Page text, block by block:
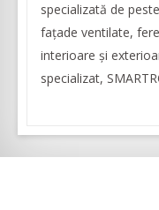
specializată de
faţade ventilate,
interioare şi
specializat,